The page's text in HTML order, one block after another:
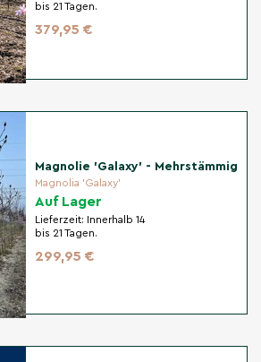
bis 21 Tagen.
379,95 €
Magnolie 'Galaxy' - Mehrstämmig
Magnolia 'Galaxy'
Auf Lager
Lieferzeit:
Innerhalb 14
bis 21 Tagen.
299,95 €